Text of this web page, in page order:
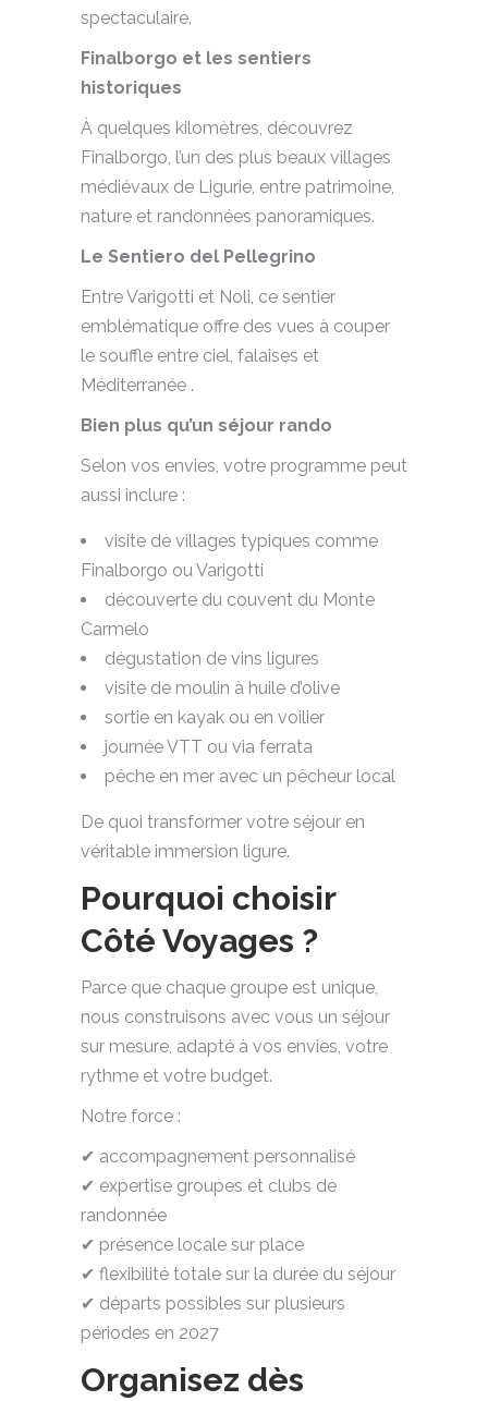
spectaculaire.
Finalborgo et les sentiers
historiques
À quelques kilomètres, découvrez
Finalborgo, l’un des plus beaux villages
médiévaux de Ligurie, entre patrimoine,
nature et randonnées panoramiques.
Le Sentiero del Pellegrino
Entre Varigotti et Noli, ce sentier
emblématique offre des vues à couper
le souffle entre ciel, falaises et
Méditerranée .
Bien plus qu’un séjour rando
Selon vos envies, votre programme peut
aussi inclure :
visite de villages typiques comme
Finalborgo ou Varigotti
découverte du couvent du Monte
Carmelo
dégustation de vins ligures
visite de moulin à huile d’olive
sortie en kayak ou en voilier
journée VTT ou via ferrata
pêche en mer avec un pêcheur local
De quoi transformer votre séjour en
véritable immersion ligure.
Pourquoi choisir
Côté Voyages ?
Parce que chaque groupe est unique,
nous construisons avec vous un séjour
sur mesure, adapté à vos envies, votre
rythme et votre budget.
Notre force :
✔ accompagnement personnalisé
✔ expertise groupes et clubs de
randonnée
✔ présence locale sur place
✔ flexibilité totale sur la durée du séjour
✔ départs possibles sur plusieurs
périodes en 2027
Organisez dès